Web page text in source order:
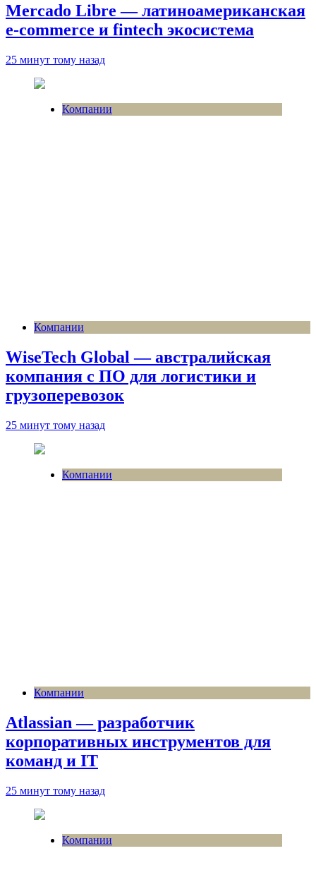
Mercado Libre — латиноамериканская
e-commerce и fintech экосистема
25 минут тому назад
Компании
Компании
WiseTech Global — австралийская
компания с ПО для логистики и
грузоперевозок
25 минут тому назад
Компании
Компании
Atlassian — разработчик
корпоративных инструментов для
команд и IT
25 минут тому назад
Компании